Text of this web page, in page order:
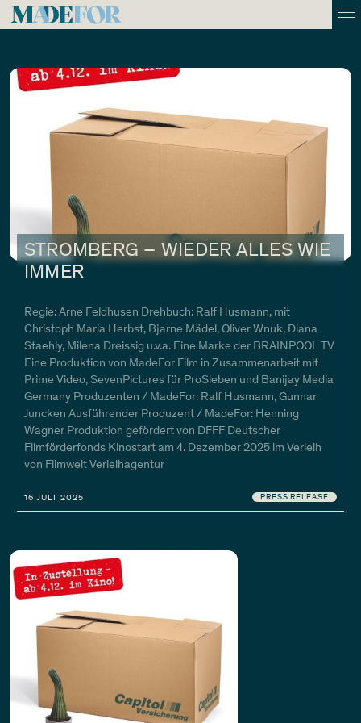
STROMBERG – WIEDER ALLES WIE
IMMER
Regie: Arne Feldhusen Drehbuch: Ralf Husmann, mit
Christoph Maria Herbst, Bjarne Mädel, Oliver Wnuk, Diana
Staehly, Milena Dreissig u.v.a. Eine Marke der BRAINPOOL TV
Eine Produktion von MadeFor Film in Zusammenarbeit mit
Prime Video, SevenPictures für ProSieben und Banijay Media
Germany Produzenten / MadeFor: Ralf Husmann, Gunnar
Juncken Ausführender Produzent / MadeFor: Henning
Wagner Produktion gefördert von DFFF Deutscher
Filmförderfonds Kinostart am 4. Dezember 2025 im Verleih
von Filmwelt Verleihagentur
16 JULI 2025 PRESS RELEASE